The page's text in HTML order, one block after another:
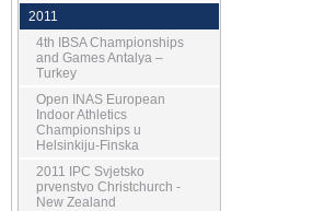
2011
4th IBSA Championships
and Games Antalya –
Turkey
Open INAS European
Indoor Athletics
Championships u
Helsinkiju-Finska
2011 IPC Svjetsko
prvenstvo Christchurch -
New Zealand